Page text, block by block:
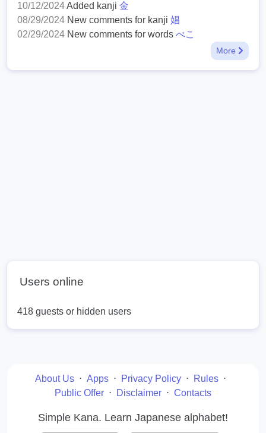
10/12/2024Added kanji 金
08/29/2024 New comments for kanji 娼
02/29/2024 New comments for words べこ
More
Users online
418 guests or hidden users
About Us ⋅ Apps ⋅ Privacy Policy ⋅ Rules ⋅
Public Offer ⋅ Disclaimer ⋅ Contacts
Simple Kana. Learn Japanese alphabet!